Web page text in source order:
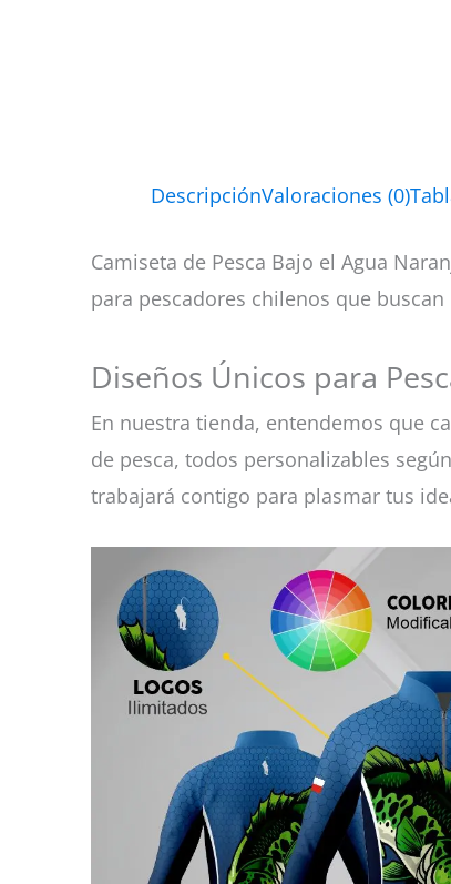
DescripciónValoraciones (0)
Camiseta de Pesca Bajo el Agua
para pescadores chilenos que
Diseños Únicos para
En nuestra tienda, entendemos que
de pesca, todos personalizables
trabajará contigo para plasmar tus